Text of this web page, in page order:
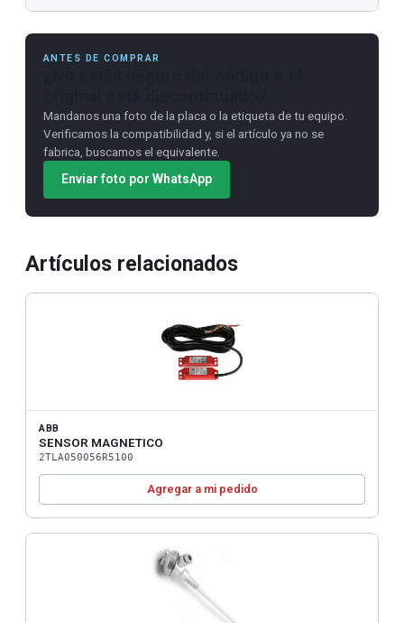
ANTES DE COMPRAR
Mandanos una foto de la placa o la etiqueta de tu equipo.
Verificamos la compatibilidad y, si el artículo ya no se
fabrica, buscamos el equivalente.
Enviar foto por WhatsApp
Artículos relacionados
ABB
SENSOR MAGNETICO
2TLA050056R5100
Agregar a mi pedido